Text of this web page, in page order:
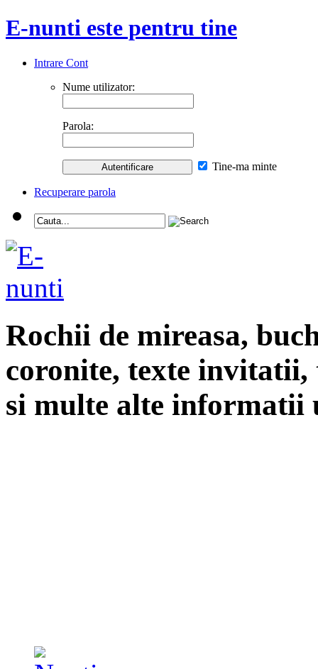
E-nunti este pentru tine
Intrare Cont
Nume utilizator:
Parola:
Tine-ma minte
Recuperare parola
Rochii de mireasa,
coronite, texte
si multe alte informatii